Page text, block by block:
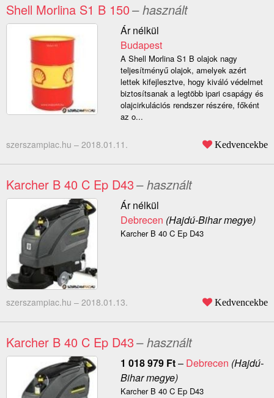
Shell Morlina S1 B 150– használt
Ár nélkül
Budapest
A Shell Morlina S1 B olajok nagy
teljesítményű olajok, amelyek azért
lettek kifejlesztve, hogy kiváló védelmet
biztosítsanak a legtöbb ipari csapágy és
olajcirkulációs rendszer részére, főként
az o...
szerszampiac.hu – 2018.01.11. Kedvencekbe
Karcher B 40 C Ep D43– használt
Ár nélkül
Debrecen (Hajdú-Bihar megye)
Karcher B 40 C Ep D43
szerszampiac.hu – 2018.01.13. Kedvencekbe
Karcher B 40 C Ep D43– használt
1 018 979 Ft– Debrecen (Hajdú-
Bihar megye)
Karcher B 40 C Ep D43